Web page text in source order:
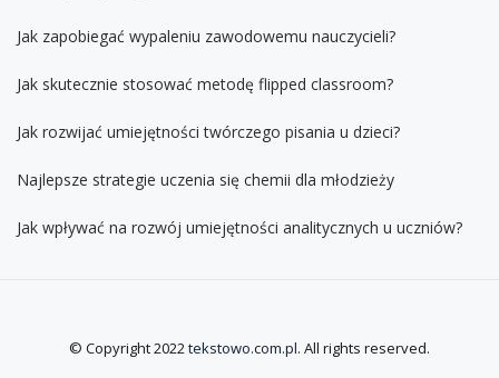
Jak zapobiegać wypaleniu zawodowemu nauczycieli?
Jak skutecznie stosować metodę flipped classroom?
Jak rozwijać umiejętności twórczego pisania u dzieci?
Najlepsze strategie uczenia się chemii dla młodzieży
Jak wpływać na rozwój umiejętności analitycznych u uczniów?
© Copyright 2022tekstowo.com.pl. All rights reserved.